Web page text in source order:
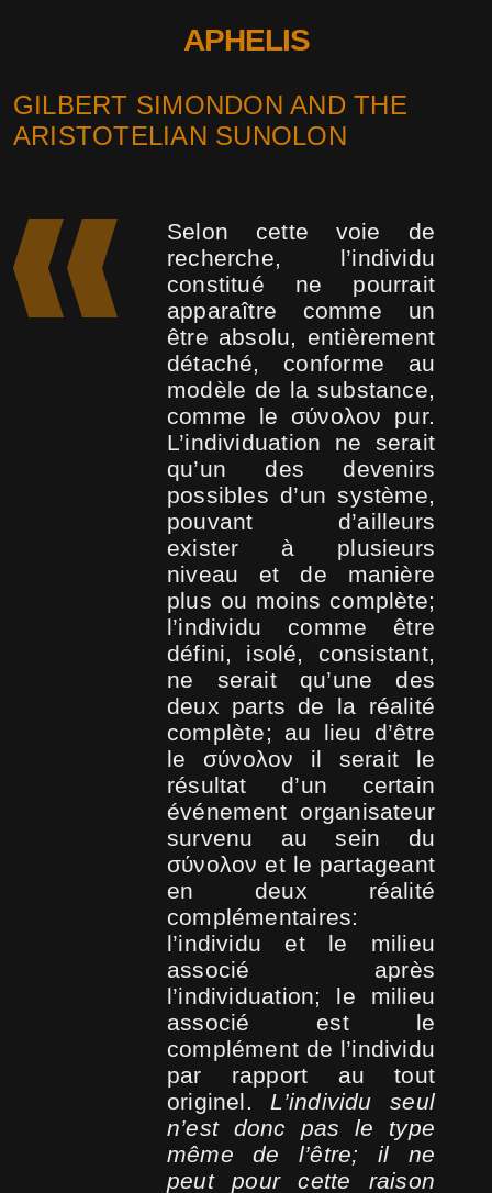
APHELIS
GILBERT SIMONDON AND THE
ARISTOTELIAN SUNOLON
Selon cette voie de
recherche, l’individu
constitué ne pourrait
apparaître comme un
être absolu, entièrement
détaché, conforme au
modèle de la substance,
comme le σύνολον pur.
L’individuation ne serait
qu’un des devenirs
possibles d’un système,
pouvant d’ailleurs
exister à plusieurs
niveau et de manière
plus ou moins complète;
l’individu comme être
défini, isolé, consistant,
ne serait qu’une des
deux parts de la réalité
complète; au lieu d’être
le σύνολον il serait le
résultat d’un certain
événement organisateur
survenu au sein du
σύνολον et le partageant
en deux réalité
complémentaires:
l’individu et le milieu
associé après
l’individuation; le milieu
associé est le
complément de l’individu
par rapport au tout
originel. L’individu seul
n’est donc pas le type
même de l’être; il ne
peut pour cette raison